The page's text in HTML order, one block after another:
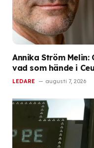
Annika Ström
vad som hände i
LEDARE augusti 7, 2026